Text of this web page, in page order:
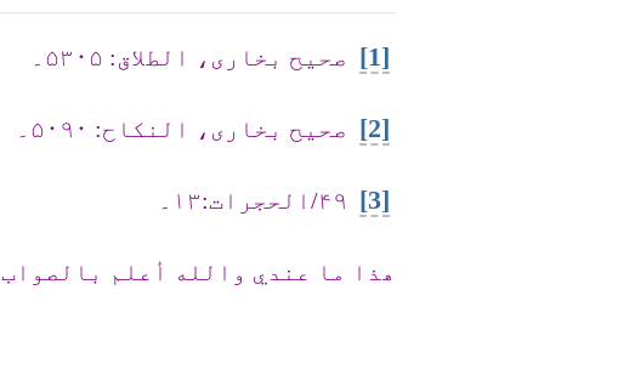
[1] صحیح بخاری، الطلاق: ۵۳۰۵۔
[2] صحیح بخاری، النکاح: ۵۰۹۰۔
[3]
ھذا ما عندي والله أعلم بالصواب